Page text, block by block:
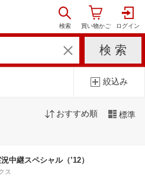
絞込み
おすすめ順 標準
中継スペシャル（’12）
ス